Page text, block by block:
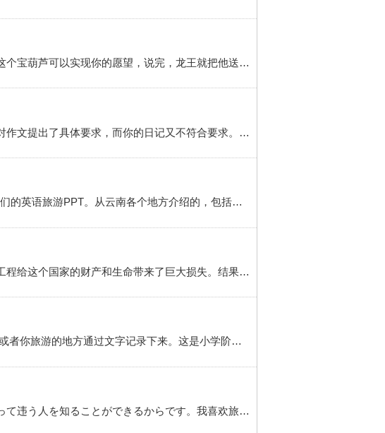
李四给龙王讲了许多关于陆地上的东西。龙王很满意，给了李四一个宝葫芦，还对李四说，这个宝葫芦可以实现你的愿望，说完，龙王就把他送到了家里。李四拿起宝葫芦，想了又想，最后决定要一条大花狗，因为每次都是自己一个人出去旅游，太孤独了，李四对宝葫芦说：“我想要一条大花狗！”宝葫芦真的变出来一条大花...
日记是作文的一种，上交一篇关于中秋节的日记，完全可以算完成了作文的任务，除非老师对作文提出了具体要求，而你的日记又不符合要求。下面我再谈谈“怎么写中秋节作文”。（可以参看我链接的《中秋节的日记怎么写》）方法/步骤 1 节日期间，不少学生随家长出去旅游的，这些同学可以叙写旅游过程，或者聚焦旅游过程中...
一个有关“旅游“的英语PPT 简介 为你提供一份不错的云南旅游PPT！！！方法/步骤 1 这是我们的英语旅游PPT。从云南各个地方介绍的，包括美食、地区、预算出发写的。2 要写一些进入主题的话语。直接进入会太主观，分会不高。3 一些预算和云南，从时间、地点、餐馆、住宿、机票出发做的预算。4 再介绍云南的一些...
但对帝国中被迫修建长城的百姓而言，实在不值得。秦代建筑的长城再加上完成的其他公共工程给这个国家的财产和生命带来了巨大损失。结果，一群愤怒的人揭竿而起反对秦朝，公元前207年汉朝开始。 长城有着悠久的文化和宏伟的外观，因此直到今天还在吸引着旅游者、科学家和史学家前来参观，而且在今后许多年仍会如此。
习作：怎么写熟悉或喜欢的一个地方？简介 把日常生活中看到的你熟悉的地方、喜欢的地方或者你旅游的地方通过文字记录下来。这是小学阶段要求掌握的写作类型之一。工具/原料 草稿本、作文本。笔。方法/步骤 1 思考一个你熟悉或喜欢的地方。这个地方可以是学校、家里、家乡等。回忆一下它长什么样子，你在那里发生过...
我八月份的计划是去旅游。我每个暑假都和家人去旅游。旅行が好きなのは违うところに行って违う人を知ることができるからです。我喜欢旅游是因为我可以去不同的地方认识不同的人。旅行中にいい友达ができたことがあります。旅行が终わって彼らと别れる时は悲しいです。有时候我在旅途中交到了好朋友...